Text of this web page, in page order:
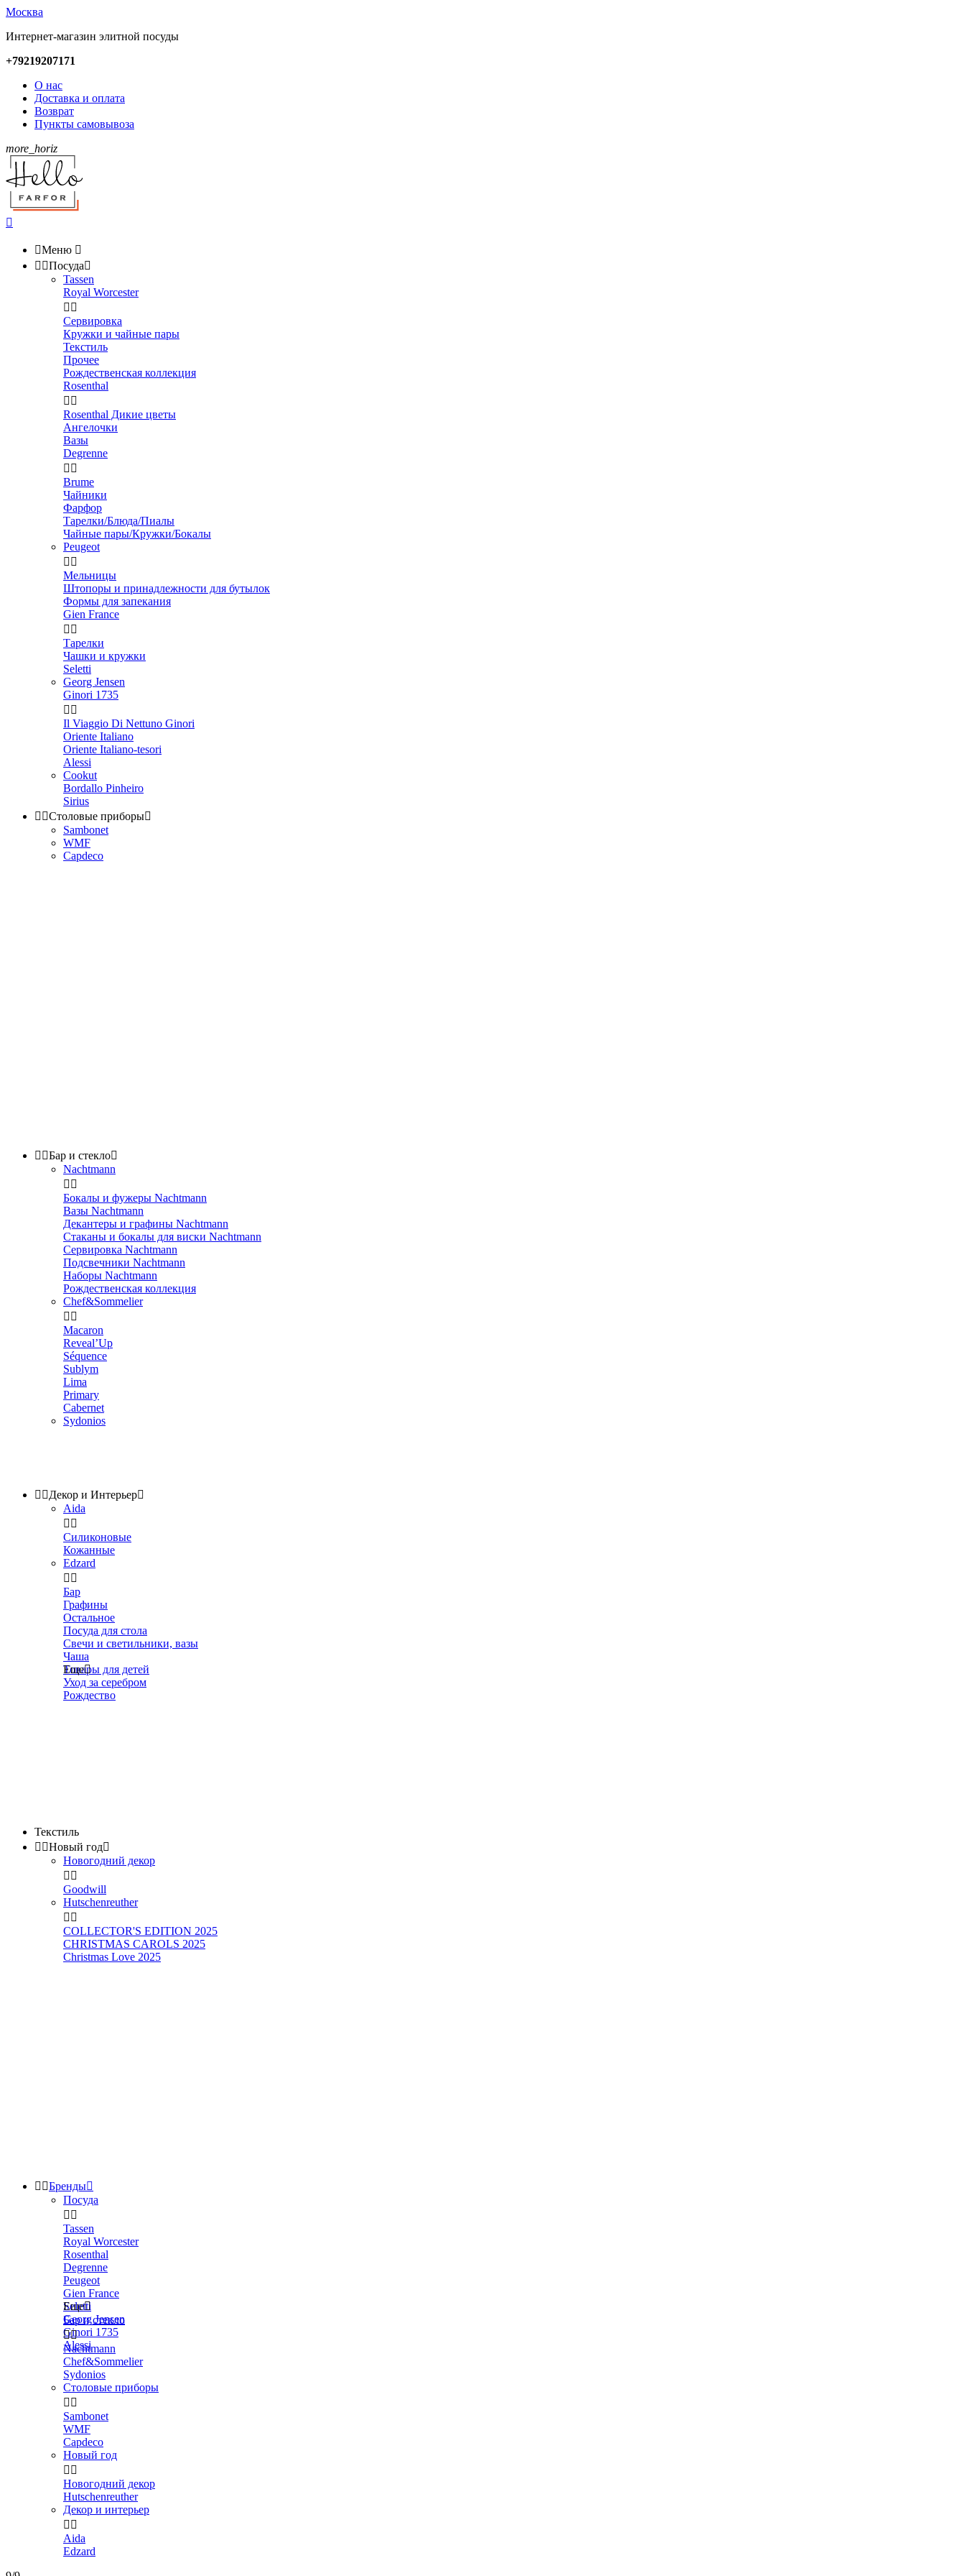
Москва
Интернет-магазин элитной посуды
+79219207171
О нас
Доставка и оплата
Возврат
Пункты самовывоза
more_horiz

Меню 
 Посуда
Tassen
Royal Worcester
 
Сервировка
Кружки и чайные пары
Текстиль
Прочее
Рождественская коллекция
Rosenthal
 
Rosenthal Дикие цветы
Ангелочки
Вазы
Degrenne
 
Brume
Чайники
Фарфор
Тарелки/Блюда/Пиалы
Чайные пары/Кружки/Бокалы
Peugeot
 
Мельницы
Штопоры и принадлежности для бутылок
Формы для запекания
Gien France
 
Тарелки
Чашки и кружки
Seletti
Georg Jensen
Ginori 1735
 
Il Viaggio Di Nettuno Ginori
Oriente Italiano
Oriente Italiano-tesori
Alessi
Cookut
Bordallo Pinheiro
Sirius
 Столовые приборы
Sambonet
WMF
Capdeco
 Бар и стекло
Nachtmann
 
Бокалы и фужеры Nachtmann
Вазы Nachtmann
Декантеры и графины Nachtmann
Стаканы и бокалы для виски Nachtmann
Сервировка Nachtmann
Подсвечники Nachtmann
Наборы Nachtmann
Рождественская коллекция
Chef&Sommelier
 
Macaron
Reveal’Up
Séquence
Sublym
Lima
Primary
Cabernet
Sydonios
 Декор и Интерьер
Aida
 
Силиконовые
Кожанные
Edzard
 
Бар
Графины
Остальное
Посуда для стола
Свечи и светильники, вазы
Чаша
Товары для детей
Уход за серебром
Рождество
Еще
Текстиль
 Новый год
Новогодний декор
 
Goodwill
Hutschenreuther
 
COLLECTOR'S EDITION 2025
CHRISTMAS CAROLS 2025
Christmas Love 2025
 Бренды
Посуда
 
Tassen
Royal Worcester
Rosenthal
Degrenne
Peugeot
Gien France
Seletti
Georg Jensen
Ginori 1735
Alessi
Еще
Бар и стекло

Nachtmann
Chef&Sommelier
Sydonios
Столовые приборы
 
Sambonet
WMF
Capdeco
Новый год
 
Новогодний декор
Hutschenreuther
Декор и интерьер
 
Aida
Edzard